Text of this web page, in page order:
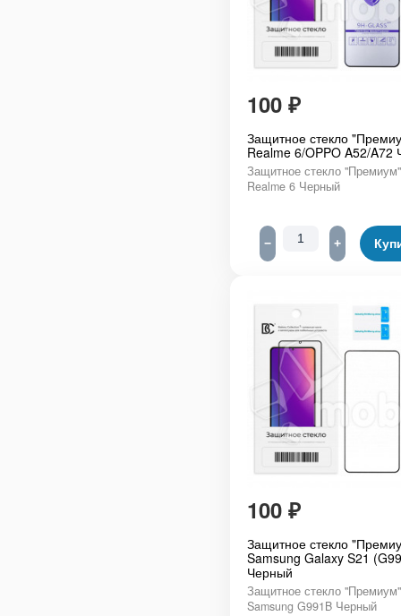
100 ₽
Защитное стекло
Realme 6/OPPO A52/A72
Защитное стекло
Realme 6 Черный
− +
100 ₽
Защитное стекло
Samsung Galaxy S21
Черный
Защитное стекло
Samsung G991B Черный